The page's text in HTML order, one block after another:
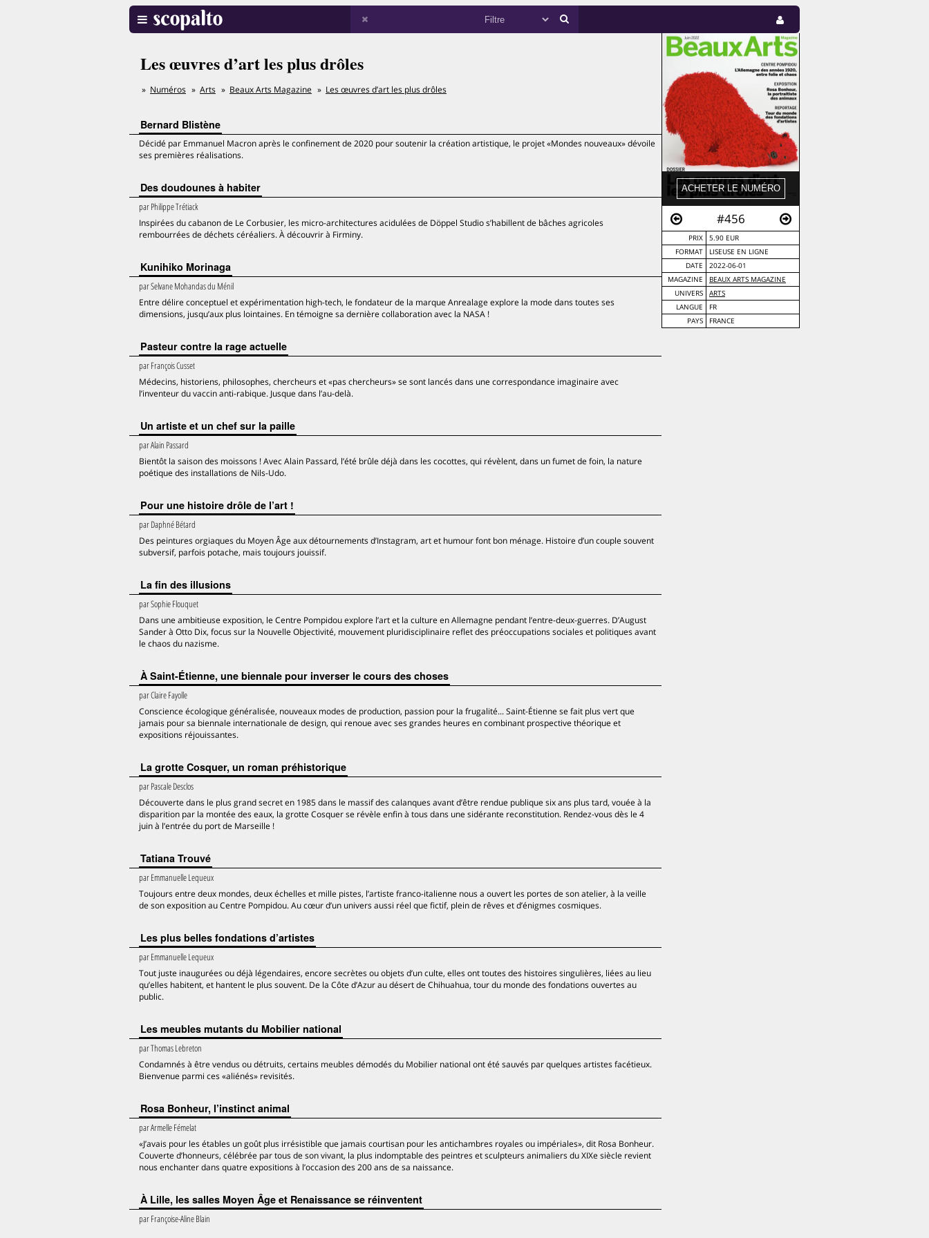
#456
PRIX
5.90 EUR
FORMAT
LISEUSE EN LIGNE
DATE
2022-06-01
MAGAZINE
BEAUX ARTS MAGAZINE
UNIVERS
ARTS
LANGUE
FR
PAYS
FRANCE
Les œuvres d’art les plus drôles
Numéros Arts Beaux Arts Magazine Les œuvres d’art les plus drôles
Bernard Blistène
Décidé par Emmanuel Macron après le confinement de 2020 pour soutenir la création artistique, le projet «Mondes nouveaux» dévoile
ses premières réalisations.
Des doudounes à habiter
parPhilippe Trétiack
Inspirées du cabanon de Le Corbusier, les micro-architectures acidulées de Döppel Studio s’habillent de bâches agricoles
rembourrées de déchets céréaliers. À découvrir à Firminy.
Kunihiko Morinaga
parSelvane Mohandas du Ménil
Entre délire conceptuel et expérimentation high-tech, le fondateur de la marque Anrealage explore la mode dans toutes ses
dimensions, jusqu’aux plus lointaines. En témoigne sa dernière collaboration avec la NASA !
Pasteur contre la rage actuelle
parFrançois Cusset
Médecins, historiens, philosophes, chercheurs et «pas chercheurs» se sont lancés dans une correspondance imaginaire avec
l’inventeur du vaccin anti-rabique. Jusque dans l’au-delà.
Un artiste et un chef sur la paille
parAlain Passard
Bientôt la saison des moissons ! Avec Alain Passard, l’été brûle déjà dans les cocottes, qui révèlent, dans un fumet de foin, la nature
poétique des installations de Nils-Udo.
Pour une histoire drôle de l’art !
parDaphné Bétard
Des peintures orgiaques du Moyen Âge aux détournements d’Instagram, art et humour font bon ménage. Histoire d’un couple souvent
subversif, parfois potache, mais toujours jouissif.
La fin des illusions
parSophie Flouquet
Dans une ambitieuse exposition, le Centre Pompidou explore l’art et la culture en Allemagne pendant l’entre-deux-guerres. D’August
Sander à Otto Dix, focus sur la Nouvelle Objectivité, mouvement pluridisciplinaire reflet des préoccupations sociales et politiques avant
le chaos du nazisme.
À Saint-Étienne, une biennale pour inverser le cours des choses
parClaire Fayolle
Conscience écologique généralisée, nouveaux modes de production, passion pour la frugalité... Saint-Étienne se fait plus vert que
jamais pour sa biennale internationale de design, qui renoue avec ses grandes heures en combinant prospective théorique et
expositions réjouissantes.
La grotte Cosquer, un roman préhistorique
parPascale Desclos
Découverte dans le plus grand secret en 1985 dans le massif des calanques avant d’être rendue publique six ans plus tard, vouée à la
disparition par la montée des eaux, la grotte Cosquer se révèle enfin à tous dans une sidérante reconstitution. Rendez-vous dès le 4
juin à l’entrée du port de Marseille !
Tatiana Trouvé
parEmmanuelle Lequeux
Toujours entre deux mondes, deux échelles et mille pistes, l’artiste franco-italienne nous a ouvert les portes de son atelier, à la veille
de son exposition au Centre Pompidou. Au cœur d’un univers aussi réel que fictif, plein de rêves et d’énigmes cosmiques.
Les plus belles fondations d’artistes
parEmmanuelle Lequeux
Tout juste inaugurées ou déjà légendaires, encore secrètes ou objets d’un culte, elles ont toutes des histoires singulières, liées au lieu
qu’elles habitent, et hantent le plus souvent. De la Côte d’Azur au désert de Chihuahua, tour du monde des fondations ouvertes au
public.
Les meubles mutants du Mobilier national
parThomas Lebreton
Condamnés à être vendus ou détruits, certains meubles démodés du Mobilier national ont été sauvés par quelques artistes facétieux.
Bienvenue parmi ces «aliénés» revisités.
Rosa Bonheur, l’instinct animal
parArmelle Fémelat
«J’avais pour les étables un goût plus irrésistible que jamais courtisan pour les antichambres royales ou impériales», dit Rosa Bonheur.
Couverte d’honneurs, célébrée par tous de son vivant, la plus indomptable des peintres et sculpteurs animaliers du XIXe siècle revient
nous enchanter dans quatre expositions à l’occasion des 200 ans de sa naissance.
À Lille, les salles Moyen Âge et Renaissance se réinventent
parFrançoise-Aline Blain